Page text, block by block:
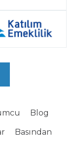
Blog
Basından